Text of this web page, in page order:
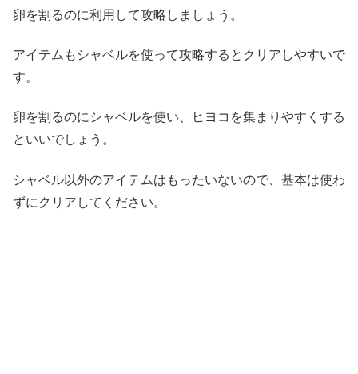
卵を割るのに利用して攻略しましょう。
アイテムもシャベルを使って攻略するとクリアしやすいで
す。
卵を割るのにシャベルを使い、ヒヨコを集まりやすくする
といいでしょう。
シャベル以外のアイテムはもったいないので、基本は使わ
ずにクリアしてください。